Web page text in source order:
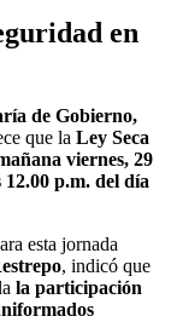
en
de Gobierno,
que la Ley Seca
viernes, 29
12.00 p.m. del día
esta jornada
, indicó que
la participación